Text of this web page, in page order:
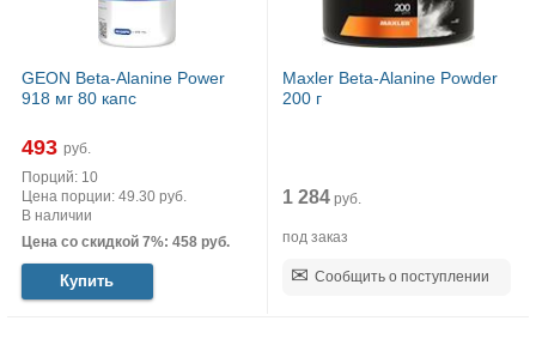
GEON Beta-Alanine Power
918 мг 80 капс
493 руб.
Порций: 10
Цена порции: 49.30 руб.
В наличии
Цена со скидкой 7%: 458 руб.
Купить
Maxler Beta-Alanine Powder
200 г
1 284 руб.
под заказ
Сообщить о поступлении